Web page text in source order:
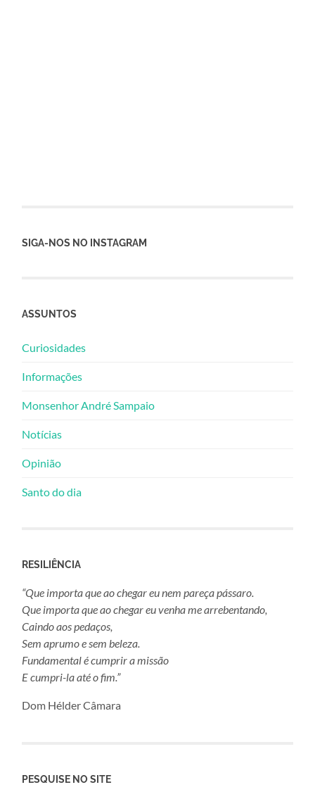
SIGA-NOS NO INSTAGRAM
ASSUNTOS
Curiosidades
Informações
Monsenhor André Sampaio
Notícias
Opinião
Santo do dia
RESILIÊNCIA
“Que importa que ao chegar eu nem pareça pássaro.
Que importa que ao chegar eu venha me arrebentando,
Caindo aos pedaços,
Sem aprumo e sem beleza.
Fundamental é cumprir a missão
E cumpri-la até o fim.”
Dom Hélder Câmara
PESQUISE NO SITE